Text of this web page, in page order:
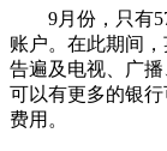
9月份，只有57
账户。在此期间
告遍及电视、广
可以有更多的银
费用。